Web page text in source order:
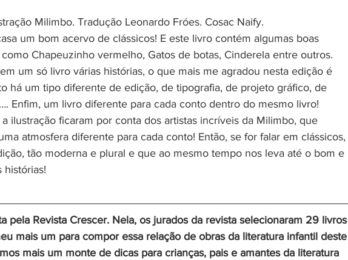
Milimbo. Tradução Leonardo Fróes. Cosac Naify.
um bom acervo de clássicos! E este livro contém algumas boas
Chapeuzinho vermelho, Gatos de botas, Cinderela entre outros.
um só livro várias histórias, o que mais me agradou nesta edição é
há um tipo diferente de edição, de tipografia, de projeto gráfico, de
Enfim, um livro diferente para cada conto dentro do mesmo livro!
ilustração ficaram por conta dos artistas incríveis da Milimbo, que
atmosfera diferente para cada conto! Então, se for falar em clássicos,
tão moderna e plural e que ao mesmo tempo nos leva até o bom e
histórias!
pela Revista Crescer. Nela, os jurados da revista selecionaram 29 livros
mais um para compor essa relação de obras da literatura infantil deste
mais um monte de dicas para crianças, pais e amantes da literatura